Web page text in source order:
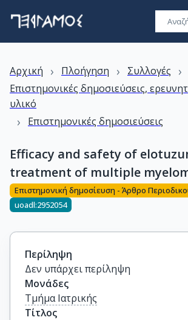
Αρχική › Πλοήγηση › Συλλογές ›
Επιστημονικές δημοσιεύσεις,
υλικό
› Επιστημονικές δημοσιεύσεις
Efficacy and safety of
treatment of multiple
Επιστημονική δημοσίευση - Άρθρο
uoadl:2952054
Περίληψη
Δεν υπάρχει περίληψη
Μονάδες
Τμήμα Ιατρικής
Τίτλος